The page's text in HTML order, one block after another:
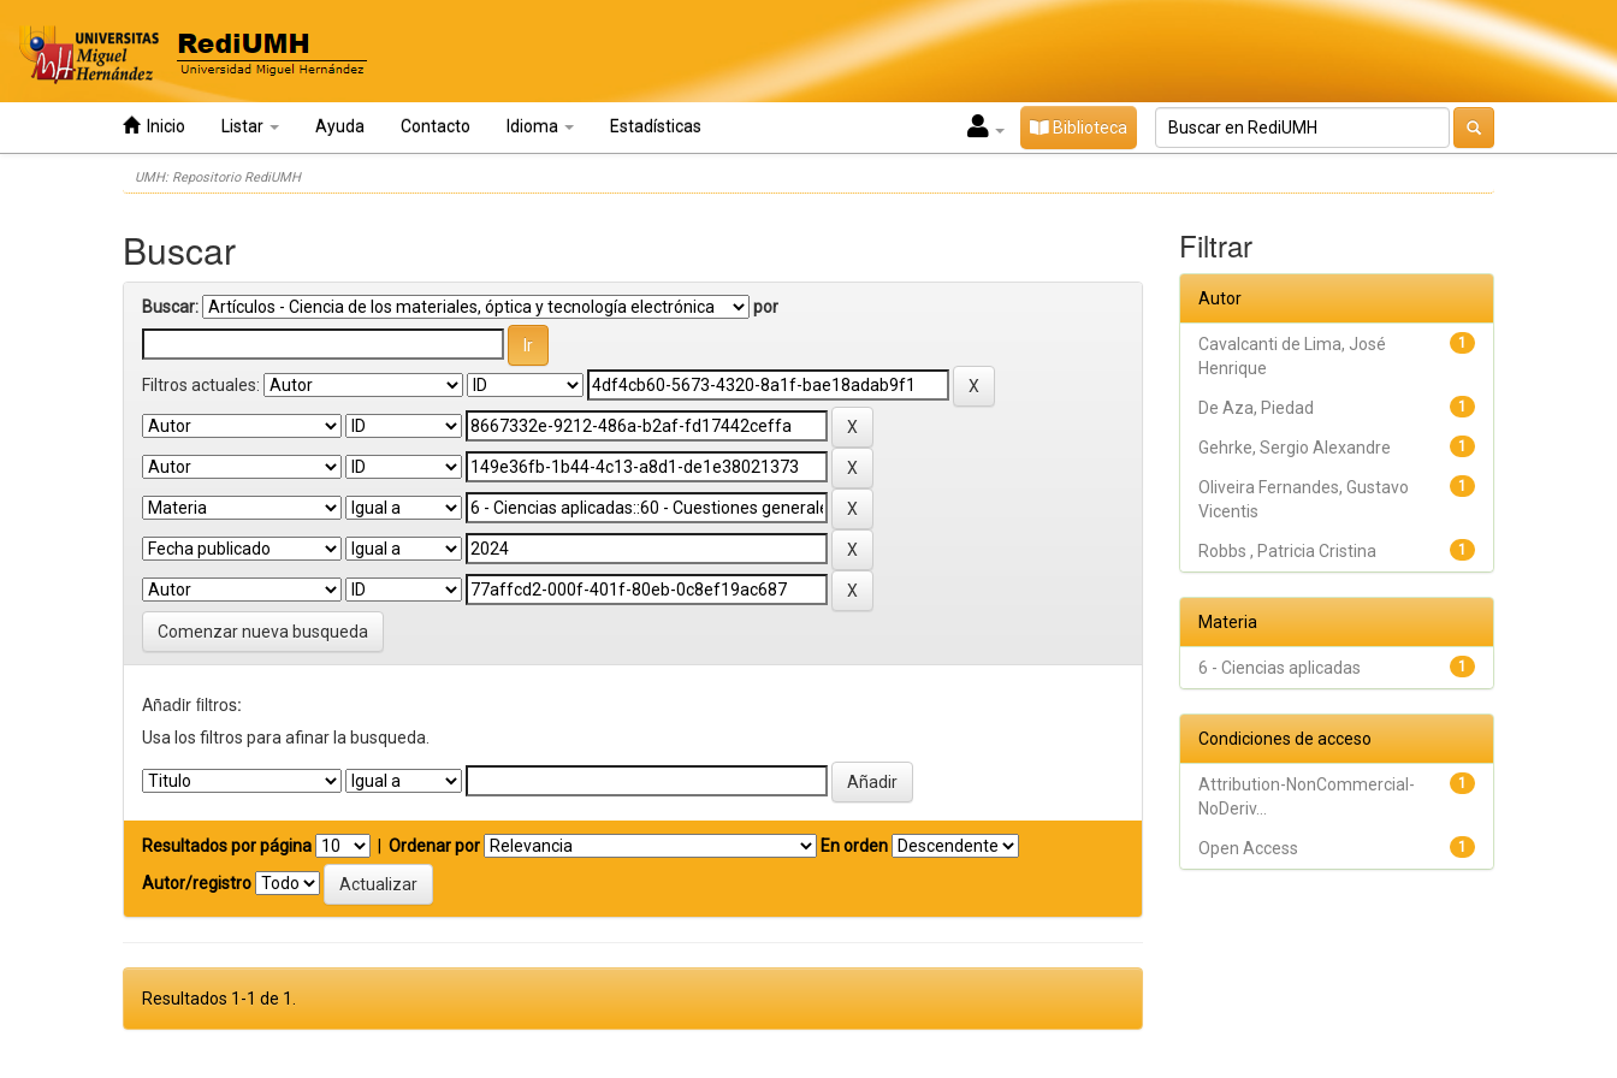
Inicio Listar Ayuda Contacto Idioma Estadísticas Biblioteca
UMH: Repositorio RediUMH
Buscar
Buscar: por
Filtros actuales:
Comenzar nueva busqueda
Añadir filtros:
Usa los filtros para afinar la busqueda.
Resultados por página Ordenar por
En orden
Autor/registro
Resultados 1-1 de 1.
Filtrar
Autor
1
Cavalcanti de Lima, José
Henrique
1
De Aza, Piedad
1
Gehrke, Sergio Alexandre
1
Oliveira Fernandes, Gustavo
Vicentis
1
Robbs , Patricia Cristina
Materia
1
6 - Ciencias aplicadas
Condiciones de acceso
1
Attribution-NonCommercial-
NoDeriv...
1
Open Access